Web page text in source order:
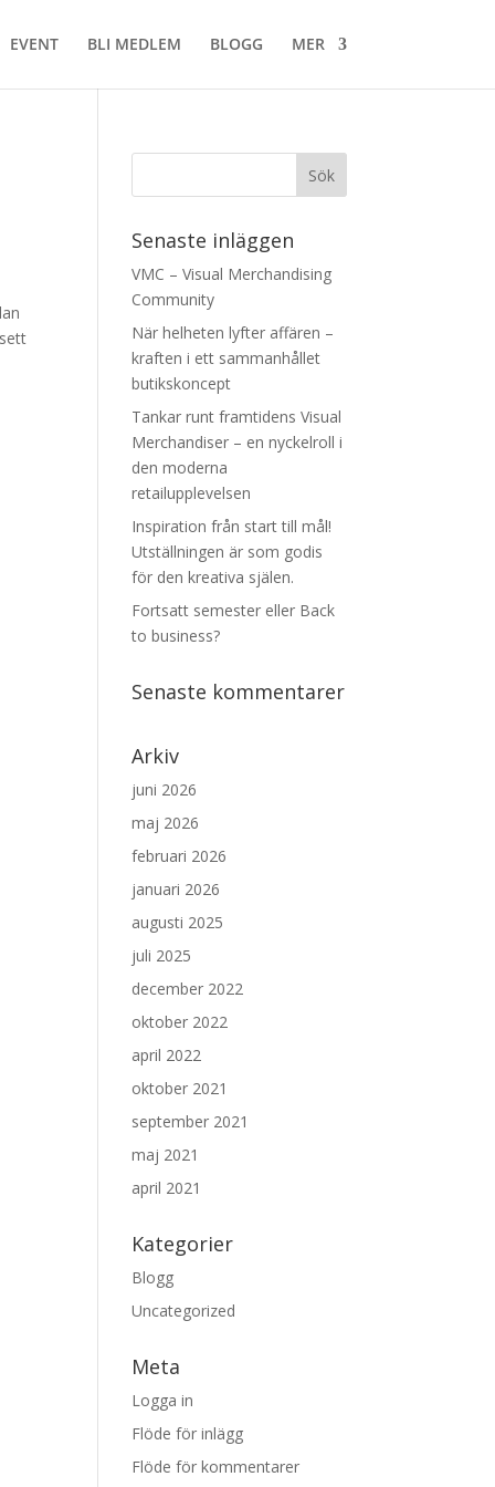
EVENT BLI MEDLEM BLOGG MER
Senaste inläggen
VMC – Visual Merchandising
Community
När helheten lyfter affären –
kraften i ett sammanhållet
butikskoncept
Tankar runt framtidens Visual
Merchandiser – en nyckelroll i
den moderna
retailupplevelsen
Inspiration från start till mål!
Utställningen är som godis
för den kreativa själen.
Fortsatt semester eller Back
to business?
Senaste kommentarer
Arkiv
juni 2026
maj 2026
februari 2026
januari 2026
augusti 2025
juli 2025
december 2022
oktober 2022
april 2022
oktober 2021
september 2021
maj 2021
april 2021
Kategorier
Blogg
Uncategorized
Meta
Logga in
Flöde för inlägg
Flöde för kommentarer